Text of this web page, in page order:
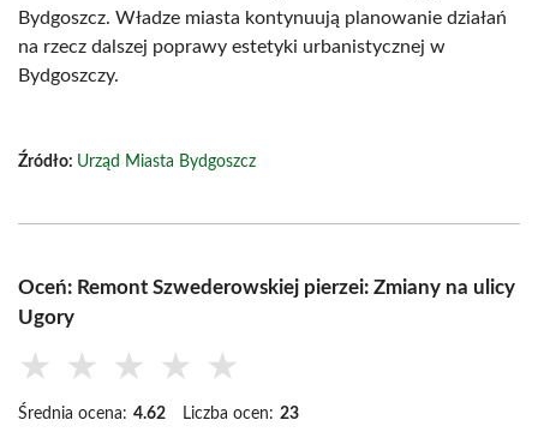
Bydgoszcz. Władze miasta kontynuują planowanie działań
na rzecz dalszej poprawy estetyki urbanistycznej w
Bydgoszczy.
Źródło: Urząd Miasta Bydgoszcz
Oceń: Remont Szwederowskiej pierzei: Zmiany na ulicy
Ugory
★ ★ ★ ★ ★
Średnia ocena: 4.62 Liczba ocen: 23